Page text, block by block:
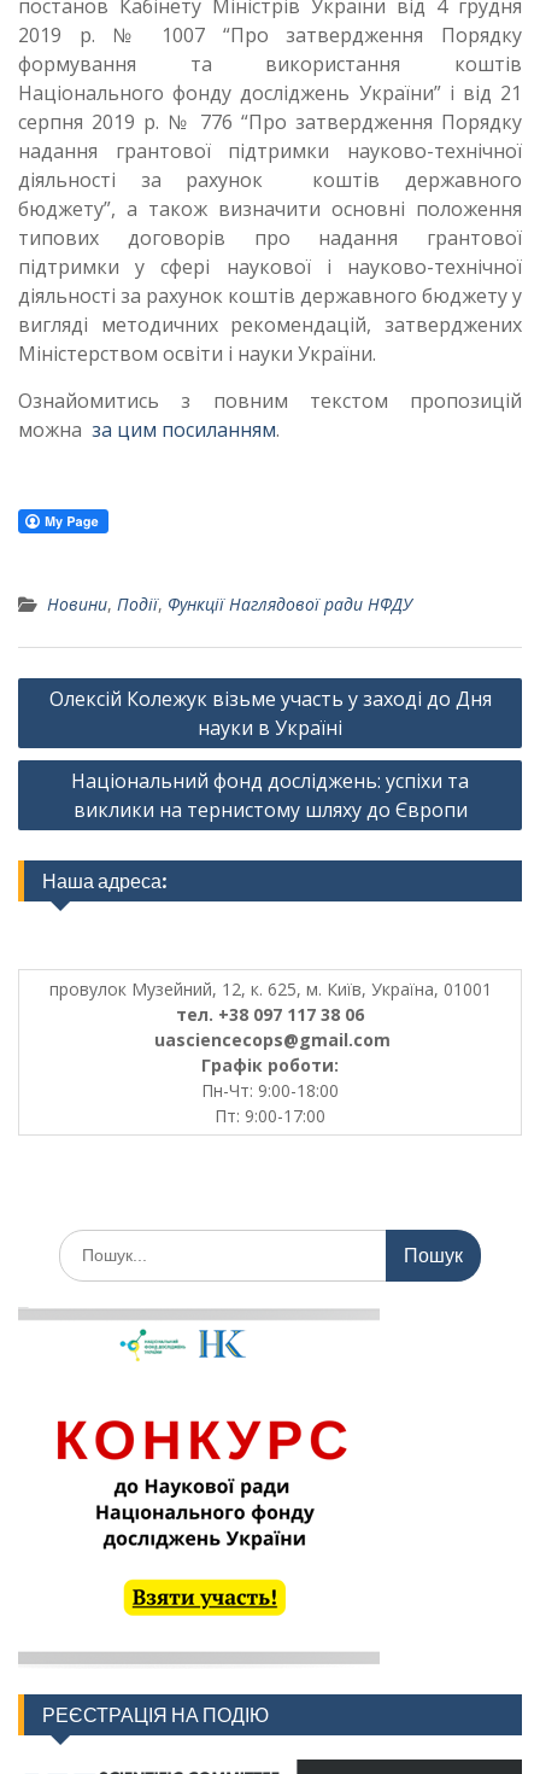
постанов Кабінету Міністрів України від 4 грудня
2019 р. № 1007 “Про затвердження Порядку
формування та використання коштів
Національного фонду досліджень України” і від 21
серпня 2019 р. № 776 “Про затвердження Порядку
надання грантової підтримки науково-технічної
діяльності за рахунок коштів державного
бюджету”, а також визначити основні положення
типових договорів про надання грантової
підтримки у сфері наукової і науково-технічної
діяльності за рахунок коштів державного бюджету у
вигляді методичних рекомендацій, затверджених
Міністерством освіти і науки України.
Ознайомитись з повним текстом пропозицій
можна за цим посиланням.
Новини, Події, Функції Наглядової ради НФДУ
Навігація
Олексій Колежук візьме участь у заході до Дня
науки в Україні
Національний фонд досліджень: успіхи та
виклики на тернистому шляху до Європи
Наша адреса:
провулок Музейний, 12, к. 625, м. Київ, Україна, 01001
тел. +38 097 117 38 06
uasciencecops@gmail.com
Графік роботи:
Пн-Чт: 9:00-18:00
Пт: 9:00-17:00
Шукати:
РЕЄСТРАЦІЯ НА ПОДІЮ